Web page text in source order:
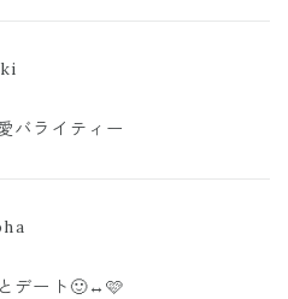
バライティー
デート🙂‍↔️🩷